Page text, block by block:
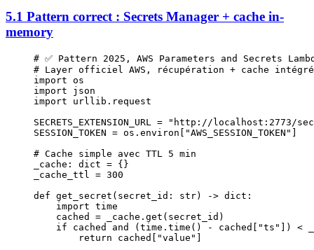
5.1 Pattern correct : Secrets Manager + cache in-
memory
# ✅ Pattern 2025, AWS Parameters and Secrets
# Layer officiel AWS, récupération + cache intégré
import os
import json
import urllib.request
SECRETS_EXTENSION_URL
= "http://localhost:2773/
SESSION_TOKEN = os.environ[ "AWS_SESSION_TOKEN" ]
# Cache simple avec TTL 5 min
_cache: dict = {}
_cache_ttl = 300
def get_secret (secret_id: str) -> dict :
    import
time
    cached
= _cache.get(secret_id)
    if
cached and (time.time() - cached[ "ts" ]) <
        return
cached[ "value" ]